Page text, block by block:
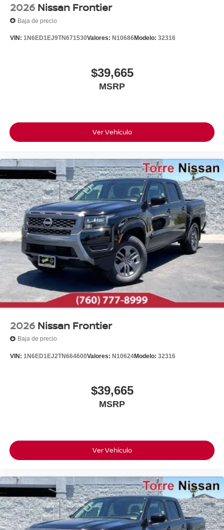
2026 Nissan Frontier
Baja de precio
VIN: 1N6ED1EJ9TN671530Valores: N10686Modelo: 32316
$39,665
MSRP
Ver Vehículo
2026 Nissan Frontier
Baja de precio
VIN: 1N6ED1EJ2TN664600Valores: N10624Modelo: 32316
$39,665
MSRP
Ver Vehículo